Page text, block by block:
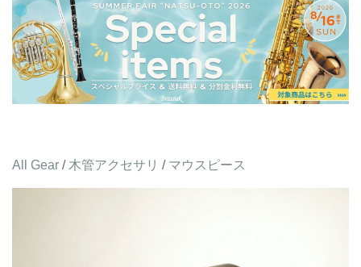
All Gear / 木管アクセサリ / マウスピース